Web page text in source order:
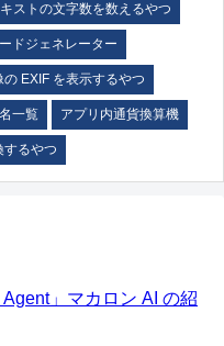
ストの文字数を数えるやつ
ドジェネレーター
の EXIF を表示するやつ
一覧 アプリ内通貨換算機
するやつ
」マカロン AI の紹